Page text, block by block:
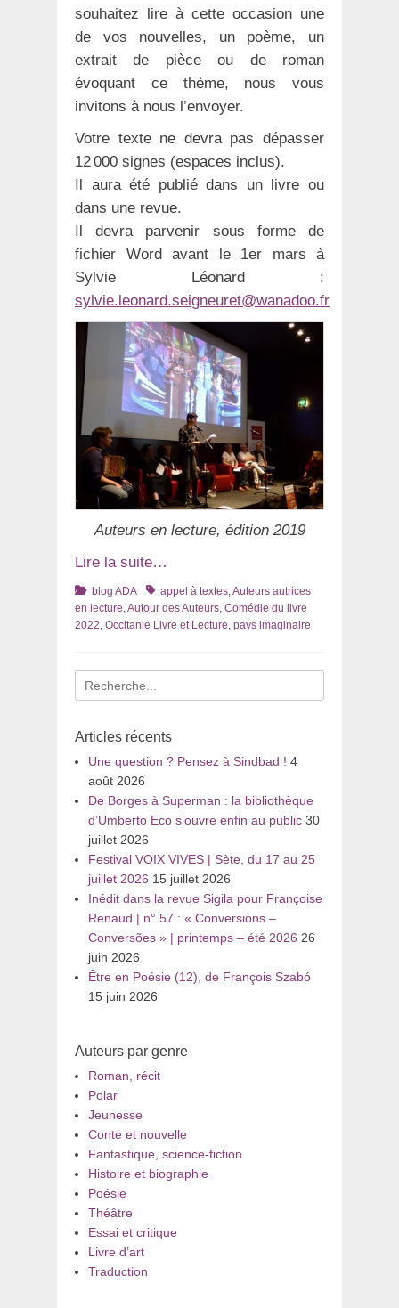
souhaitez lire à cette occasion une
de vos nouvelles, un poème, un
extrait de pièce ou de roman
évoquant ce thème, nous vous
invitons à nous l’envoyer.
Votre texte ne devra pas dépasser
12 000 signes (espaces inclus).
Il aura été publié dans un livre ou
dans une revue.
Il devra parvenir sous forme de
fichier Word avant le 1er mars à
Sylvie Léonard :
sylvie.leonard.seigneuret@wanadoo.fr
Auteurs en lecture, édition 2019
Lire la suite…
Catégories
blog ADA Tagsappel à textes Auteurs autrices
en lecture Autour des Auteurs Comédie du livre
2022 Occitanie Livre et Lecture pays imaginaire
Recherche
pour
Articles récents
Une question ? Pensez à Sindbad ! 4
août 2026
De Borges à Superman : la bibliothèque
d’Umberto Eco s’ouvre enfin au public 30
juillet 2026
Festival VOIX VIVES | Sète, du 17 au 25
juillet 2026 15 juillet 2026
Inédit dans la revue Sigila pour Françoise
Renaud | n° 57 : « Conversions –
Conversões » | printemps – été 2026 26
juin 2026
Être en Poésie (12), de François Szabó
15 juin 2026
Auteurs par genre
Roman, récit
Polar
Jeunesse
Conte et nouvelle
Fantastique, science-fiction
Histoire et biographie
Poésie
Théâtre
Essai et critique
Livre d’art
Traduction